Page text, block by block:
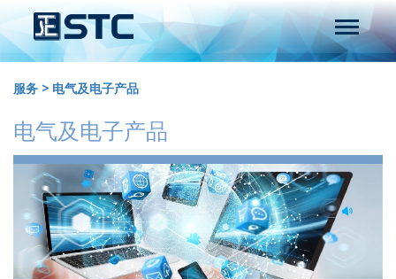
服务 > 电气及电子产品
电气及电子产品